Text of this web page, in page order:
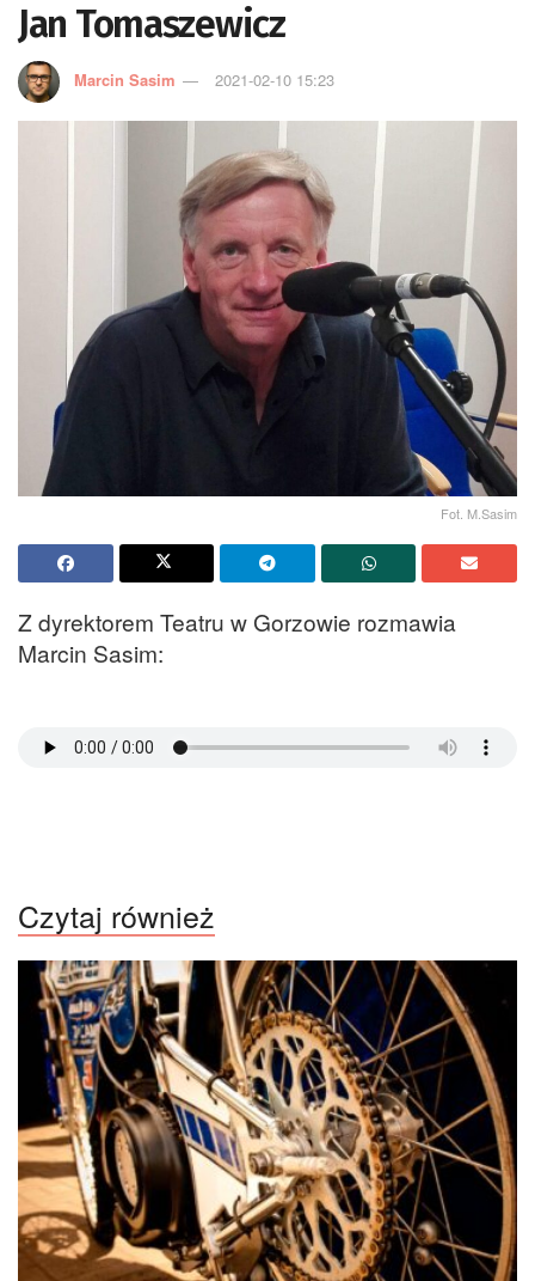
Jan Tomaszewicz
Marcin Sasim 2021-02-10 15:23
Fot. M.Sasim
Z dyrektorem Teatru w Gorzowie rozmawia
Marcin Sasim:
Czytaj również